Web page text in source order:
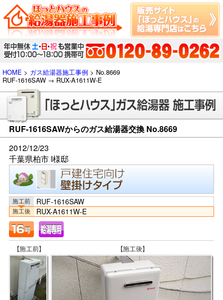
HOME > ガス給湯器施工事例 > No.8669
RUF-1616SAW → RUX-A1611W-E
RUF-1616SAWからのガス給湯器交換 No.8669
2012/12/23
千葉県柏市 I様邸
RUF-1616SAW
RUX-A1611W-E